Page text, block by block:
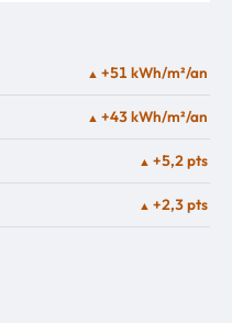
▲ +51 kWh/m²/an
▲ +43 kWh/m²/an
▲ +5,2 pts
▲ +2,3 pts